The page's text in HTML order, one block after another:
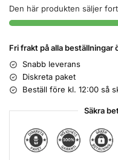
Den här produkten säljer
Fri frakt på alla beställningar
Snabb leverans
Diskreta paket
Beställ före kl. 12:00 så
Säkra